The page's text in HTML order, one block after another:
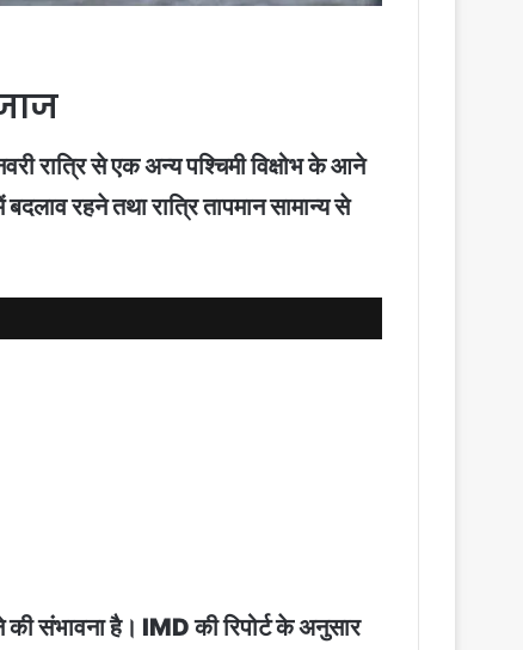
रात्रि से एक अन्य पश्चिमी विक्षोभ के आने
रहने तथा रात्रि तापमान सामान्य से
संभावना है। IMD की रिपोर्ट के अनुसार